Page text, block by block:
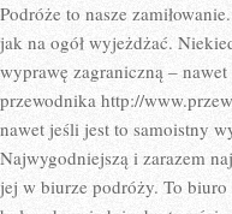
Podróże to nasze
jak na ogół wyjeżdżać.
wyprawę zagraniczną –
przewodnika http://
nawet jeśli jest to samoistny
Najwygodniejszą i zarazem
jej w biurze podróży. To